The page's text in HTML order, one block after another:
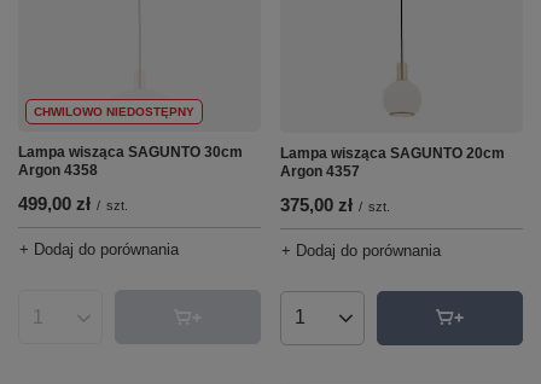
CHWILOWO NIEDOSTĘPNY
Lampa wisząca SAGUNTO 30cm
Argon 4358
499,00 zł / szt.
+ Dodaj do porównania
Ilość produktów
Lampa wisząca SAGUNTO 20cm
Argon 4357
375,00 zł / szt.
+ Dodaj do porównania
Ilość produktów